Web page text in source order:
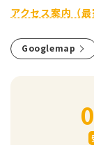
アクセス案内（最
Googlemap